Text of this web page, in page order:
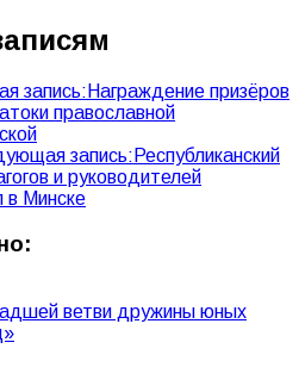
запись: Награждение призёров
православной
запись: Республиканский
и руководителей
в Минске
ветви дружины юных